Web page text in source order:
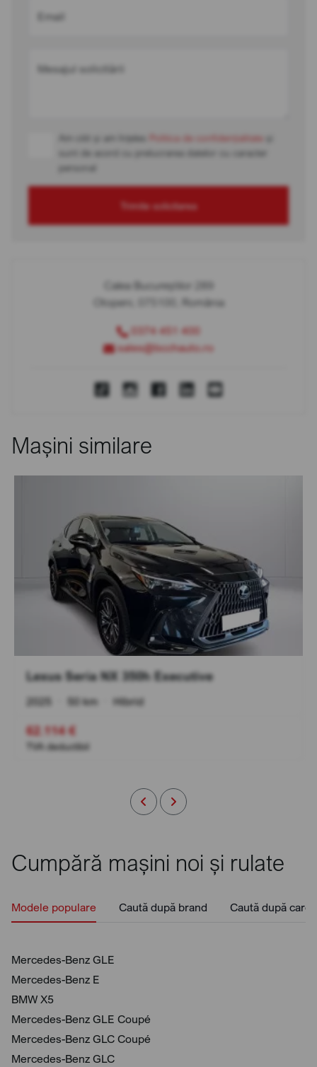
Email
Mesajul solicitării
Am citit și am înțeles Politica de confidențialitate
sunt de acord cu prelucrarea datelor cu caracter
personal
Trimite solicitarea
Calea Bucureștilor 289
Otopeni, 075100, România
0374 451 400
sales@bcchauto.ro
Mașini similare
Lexus Seria NX 350h Executive
2025 50 km Hibrid
62.114 €
TVA deductibil
Cumpără mașini noi și rulate
Modele populare Caută după brand Caută după
Mercedes-Benz GLE
Mercedes-Benz E
BMW X5
Mercedes-Benz GLE Coupé
Mercedes-Benz GLC Coupé
Mercedes-Benz GLC